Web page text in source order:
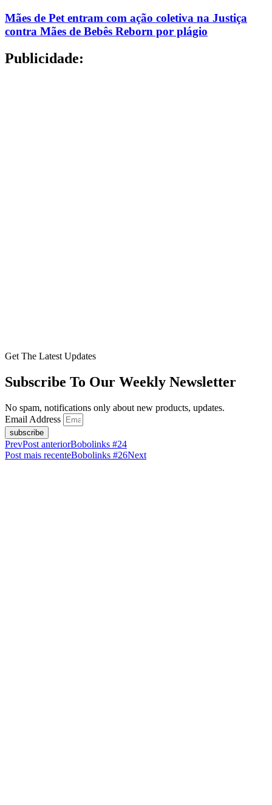
Mães de Pet entram com ação coletiva na Justiça
contra Mães de Bebês Reborn por plágio
Publicidade:
Get The Latest Updates
Subscribe To Our Weekly Newsletter
No spam, notifications only about new products, updates.
Email Address
subscribe
PrevPost anteriorBobolinks #24
Post mais recenteBobolinks #26Next